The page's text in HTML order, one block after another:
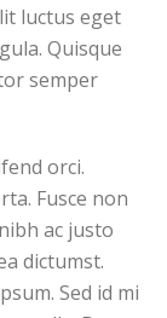
luctus eget
Quisque
semper
orci.
Fusce non
ac justo
dictumst.
Sed id mi